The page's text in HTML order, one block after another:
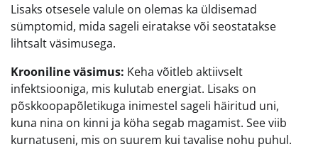
Lisaks otsesele valule on olemas ka üldisemad
sümptomid, mida sageli eiratakse või seostatakse
lihtsalt väsimusega.
Krooniline väsimus: Keha võitleb aktiivselt
infektsiooniga, mis kulutab energiat. Lisaks on
põskkoopapõletikuga inimestel sageli häiritud uni,
kuna nina on kinni ja köha segab magamist. See viib
kurnatuseni, mis on suurem kui tavalise nohu puhul.